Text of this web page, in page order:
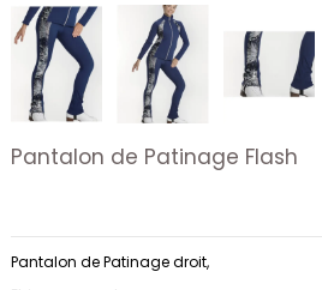
Pantalon de Patinage Flash
Pantalon de Patinage droit,